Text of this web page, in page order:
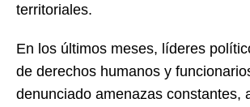
territoriales.
En los últimos meses, líderes
de derechos humanos y
denunciado amenazas constantes,